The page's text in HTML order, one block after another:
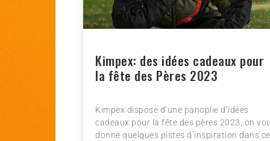
Kimpex: des idées cadeaux pour
la fête des Pères 2023
Kimpex dispose d’une panoplie d’idées
cadeaux pour la fête des pères 2023, on
donne quelques pistes d’inspiration dans